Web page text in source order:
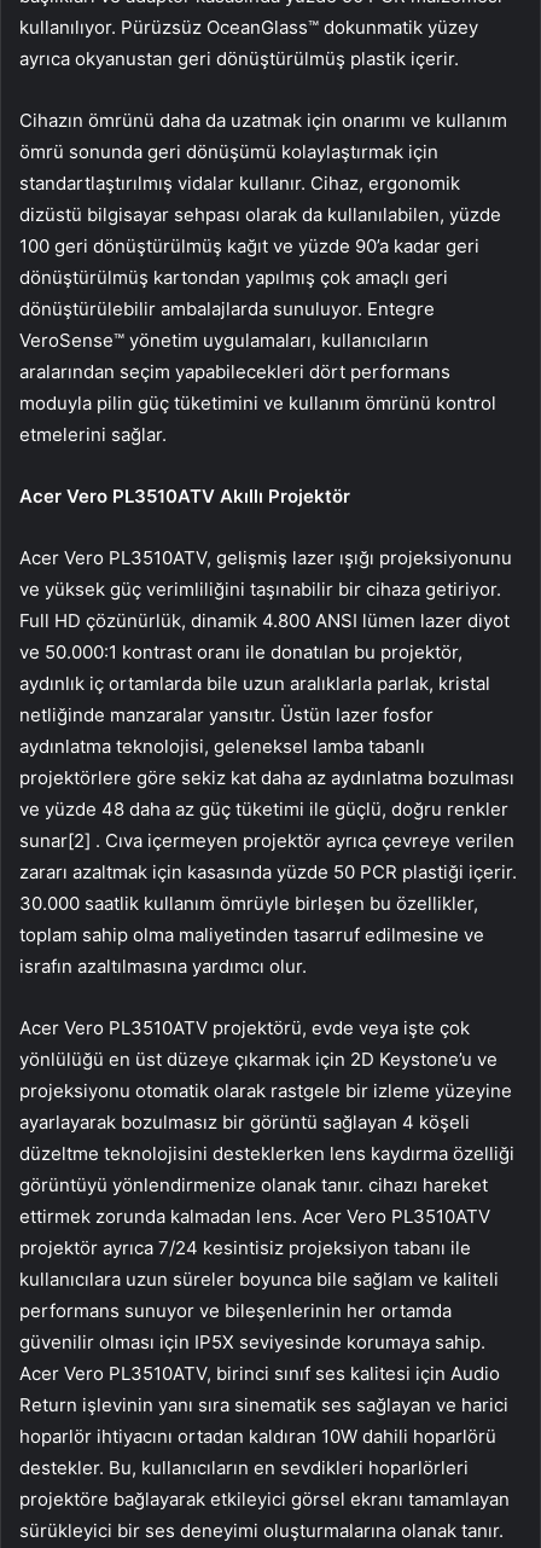
kullanılıyor. Pürüzsüz OceanGlass™ dokunmatik yüzey
ayrıca okyanustan geri dönüştürülmüş plastik içerir.
Cihazın ömrünü daha da uzatmak için onarımı ve kullanım
ömrü sonunda geri dönüşümü kolaylaştırmak için
standartlaştırılmış vidalar kullanır. Cihaz, ergonomik
dizüstü bilgisayar sehpası olarak da kullanılabilen, yüzde
100 geri dönüştürülmüş kağıt ve yüzde 90’a kadar geri
dönüştürülmüş kartondan yapılmış çok amaçlı geri
dönüştürülebilir ambalajlarda sunuluyor. Entegre
VeroSense™ yönetim uygulamaları, kullanıcıların
aralarından seçim yapabilecekleri dört performans
moduyla pilin güç tüketimini ve kullanım ömrünü kontrol
etmelerini sağlar.
Acer Vero PL3510ATV Akıllı Projektör
Acer Vero PL3510ATV, gelişmiş lazer ışığı projeksiyonunu
ve yüksek güç verimliliğini taşınabilir bir cihaza getiriyor.
Full HD çözünürlük, dinamik 4.800 ANSI lümen lazer diyot
ve 50.000:1 kontrast oranı ile donatılan bu projektör,
aydınlık iç ortamlarda bile uzun aralıklarla parlak, kristal
netliğinde manzaralar yansıtır. Üstün lazer fosfor
aydınlatma teknolojisi, geleneksel lamba tabanlı
projektörlere göre sekiz kat daha az aydınlatma bozulması
ve yüzde 48 daha az güç tüketimi ile güçlü, doğru renkler
sunar[2] . Cıva içermeyen projektör ayrıca çevreye verilen
zararı azaltmak için kasasında yüzde 50 PCR plastiği içerir.
30.000 saatlik kullanım ömrüyle birleşen bu özellikler,
toplam sahip olma maliyetinden tasarruf edilmesine ve
israfın azaltılmasına yardımcı olur.
Acer Vero PL3510ATV projektörü, evde veya işte çok
yönlülüğü en üst düzeye çıkarmak için 2D Keystone’u ve
projeksiyonu otomatik olarak rastgele bir izleme yüzeyine
ayarlayarak bozulmasız bir görüntü sağlayan 4 köşeli
düzeltme teknolojisini desteklerken lens kaydırma özelliği
görüntüyü yönlendirmenize olanak tanır. cihazı hareket
ettirmek zorunda kalmadan lens. Acer Vero PL3510ATV
projektör ayrıca 7/24 kesintisiz projeksiyon tabanı ile
kullanıcılara uzun süreler boyunca bile sağlam ve kaliteli
performans sunuyor ve bileşenlerinin her ortamda
güvenilir olması için IP5X seviyesinde korumaya sahip.
Acer Vero PL3510ATV, birinci sınıf ses kalitesi için Audio
Return işlevinin yanı sıra sinematik ses sağlayan ve harici
hoparlör ihtiyacını ortadan kaldıran 10W dahili hoparlörü
destekler. Bu, kullanıcıların en sevdikleri hoparlörleri
projektöre bağlayarak etkileyici görsel ekranı tamamlayan
sürükleyici bir ses deneyimi oluşturmalarına olanak tanır.